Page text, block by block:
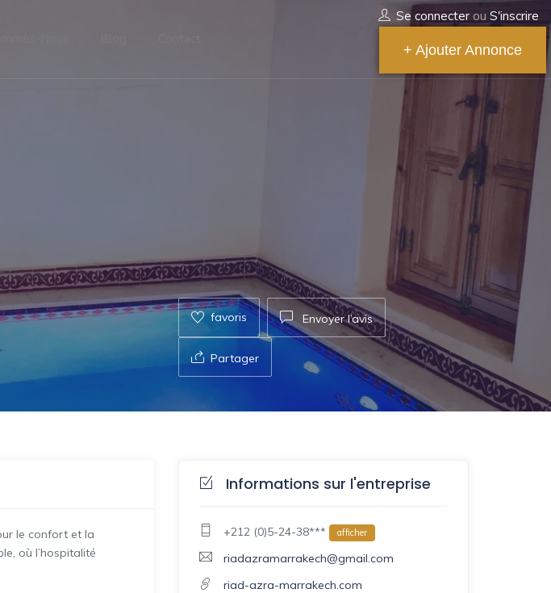
Nous
Se connecter ou S'inscrire
+ Ajouter Annonce
favoris Envoyer l’avis
Partager
le confort et la
où l’hospitalité
Informations sur l'entreprise
+212 (0)5-24-38*** afficher
riadazramarrakech@gmail.com
riad-azra-marrakech.com